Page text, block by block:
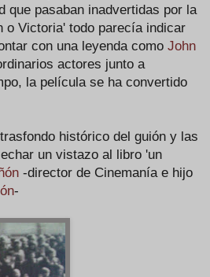
que pasaban inadvertidas por la
o Victoria' todo parecía indicar
con una leyenda como John
actores junto a
la película se ha convertido
histórico del guión y las
un vistazo al libro 'un
-director de Cinemanía e hijo
-